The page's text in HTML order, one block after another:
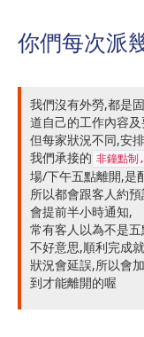
你們每次派
我們沒有外勞,都是
道自己的工作內容及
但每家狀況不同,安
我們承接的 非鐘點制
場/下午五點離開,是
所以都會跟客人約
會提前半小時通知,
常有客人以為不是
不好意思,順利完成
狀況會延誤,所以會
到才能離開的喔